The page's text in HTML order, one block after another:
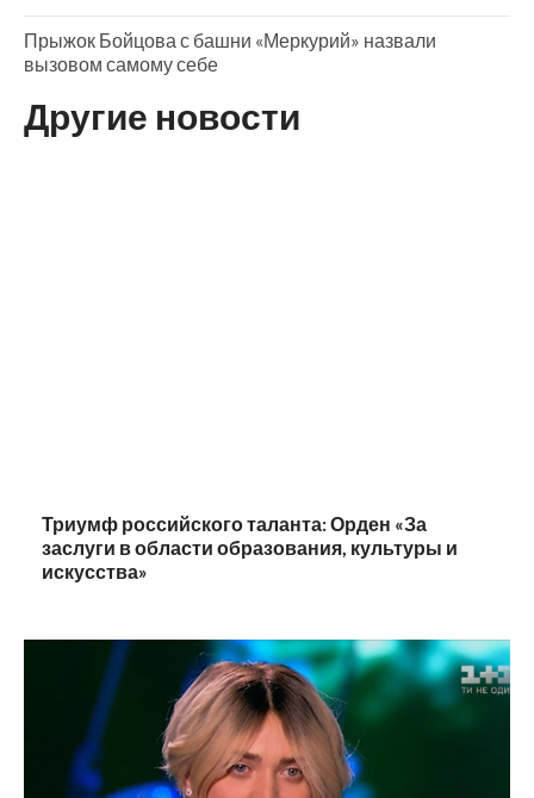
Прыжок Бойцова с башни «Меркурий» назвали
вызовом самому себе
Другие новости
Триумф российского таланта: Орден «За
заслуги в области образования, культуры и
искусства»